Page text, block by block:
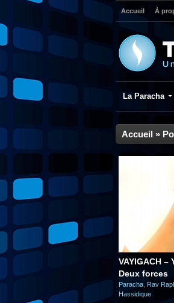
Accueil À
La Paracha
Accueil »
VAYIGACH –
Deux forces
Paracha Rav
Hassidique